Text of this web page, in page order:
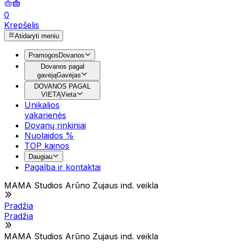
0
Krepšelis
Atidaryti meniu
Pramogos Dovanos
Dovanos pagal
gavėjąGavėjas
DOVANOS PAGAL
VIETĄVieta
Unikalios
vakarienės
Dovanų rinkiniai
Nuolaidos %
TOP kainos
Daugiau
Pagalba ir kontaktai
MAMA Studios Arūno Zujaus ind. veikla
Pradžia
Pradžia
MAMA Studios Arūno Zujaus ind. veikla